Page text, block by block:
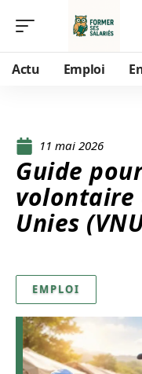
Actu Emploi
11 mai 2026
Guide
volontaire
Unies
EMPLOI